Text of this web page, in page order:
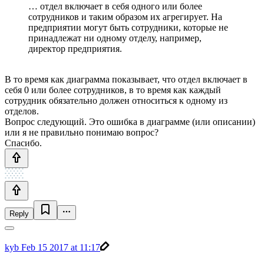
… отдел включает в себя одного или более
сотрудников и таким образом их агрегирует. На
предприятии могут быть сотрудники, которые не
принадлежат ни одному отделу, например,
директор предприятия.
В то время как диаграмма показывает, что отдел включает в
себя 0 или более сотрудников, в то время как каждый
сотрудник обязательно должен относиться к одному из
отделов.
Вопрос следующий. Это ошибка в диаграмме (или описании)
или я не правильно понимаю вопрос?
Спасибо.
Reply
kyb Feb 15 2017 at 11:17